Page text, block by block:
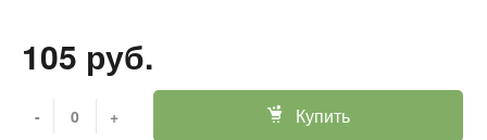
105 руб.
- + Купить